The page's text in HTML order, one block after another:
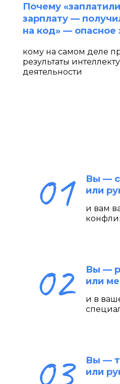
Почему
зарплату —
на код» —
кому на самом деле
результаты
деятельности
Вы —
или
и вам
Вы —
или
и в
Вы —
или